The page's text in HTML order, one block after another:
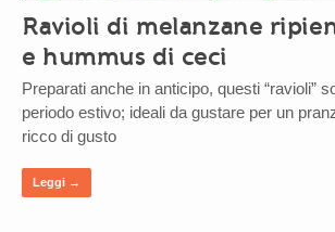
Ravioli di melanzane
e hummus di ceci
Preparati anche in anticipo, questi “ravioli”
periodo estivo; ideali da gustare per un
ricco di gusto
Leggi →